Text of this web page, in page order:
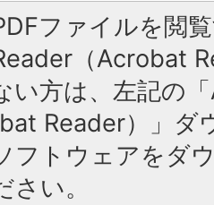
ファイルを閲
（Acrobat
い方は、左記の
Reader）」ダ
フトウェアをダ
さい。